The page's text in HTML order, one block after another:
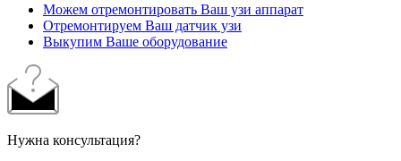
Можем отремонтировать Ваш узи аппарат
Отремонтируем Ваш датчик узи
Выкупим Ваше оборудование
Нужна консультация?